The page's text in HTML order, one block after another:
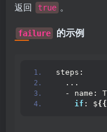
返回
true 。
failure 的示例
steps:
  ...
- name:
if : ${{